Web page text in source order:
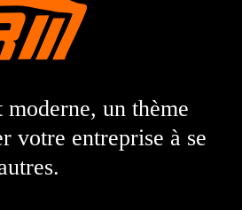
moderne, un thème
votre entreprise à se